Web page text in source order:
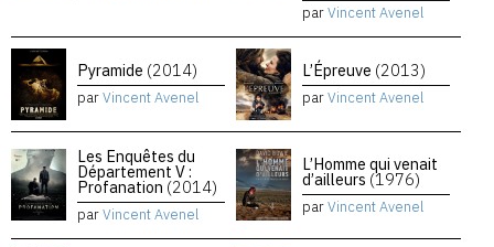
parVincent Avenel
Pyramide (2014)
parVincent Avenel
L’Épreuve (2013)
parVincent Avenel
Les Enquêtes du
Département V :
Profanation (2014)
parVincent Avenel
L’Homme qui venait
d’ailleurs (1976)
parVincent Avenel